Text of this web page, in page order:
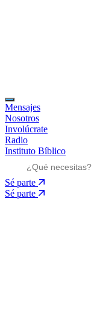
Mensajes
Nosotros
Involúcrate
Radio
Instituto Bíblico
Sé parte
Sé parte